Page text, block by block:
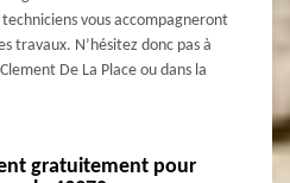
vous accompagneront
travaux. N’hésitez donc pas à
De La Place ou dans la
gratuitement pour